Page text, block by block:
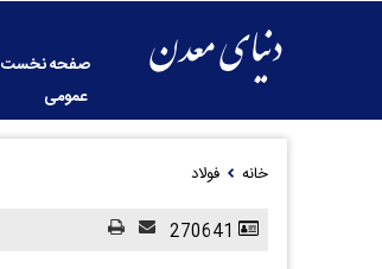
صفحه نخست
عمومی
خانه فولاد